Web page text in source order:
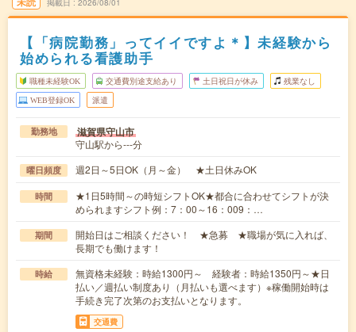
【「病院勤務」ってイイですよ＊】未経験から
始められる看護助手
職種未経験OK 交通費別途支給あり 土日祝日が休み 残業なし
WEB登録OK 派遣
勤務地 滋賀県守山市
守山駅から---分
曜日頻度 週2日～5日OK（月～金） ★土日休みOK
時間
★1日5時間～の時短シフトOK★都合に合わせてシフトが決
められますシフト例：7：00～16：009：…
期間
開始日はご相談ください！ ★急募 ★職場が気に入れば、
長期でも働けます！
時給
無資格未経験：時給1300円～ 経験者：時給1350円～★日
払い／週払い制度あり（月払いも選べます）※稼働開始時は
手続き完了次第のお支払いとなります。
交通費